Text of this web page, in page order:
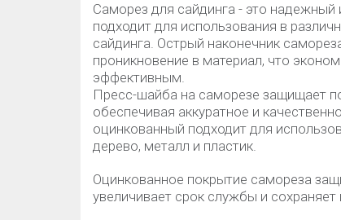
Саморез для сайдинга - это
подходит для использования в
сайдинга. Острый наконечник
проникновение в материал, что
эффективным.
Пресс-шайба на саморезе защищает
обеспечивая аккуратное и
оцинкованный подходит для
дерево, металл и пластик.
Оцинкованное покрытие самореза
увеличивает срок службы и